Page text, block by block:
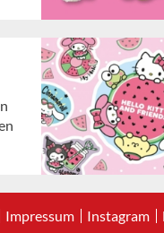
Impressum Instagram